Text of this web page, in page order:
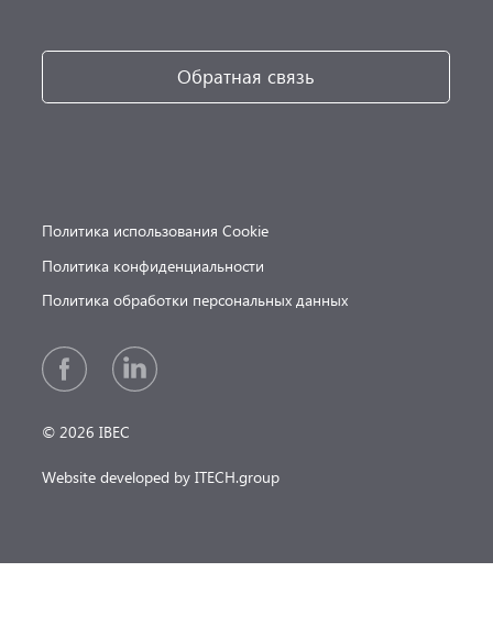
Обратная связь
Политика использования Cookie
Политика конфиденциальности
Политика обработки персональных данных
© 2026 IBEC
Website developed by ITECH.group